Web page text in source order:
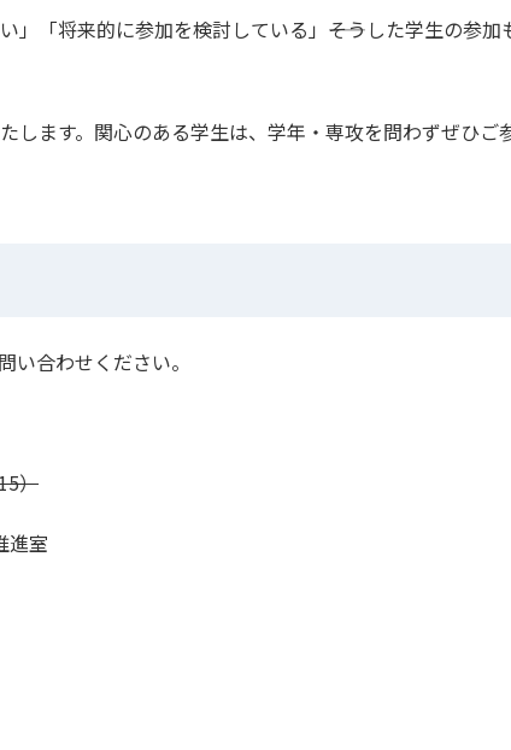
「将来的に参加を検討している」――そうした学生の参加
ます。関心のある学生は、学年・専攻を問わずぜひご
い合わせください。
）
進室